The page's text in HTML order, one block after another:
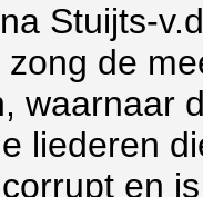
Stuijts-
de
waarnaar
liederen
en